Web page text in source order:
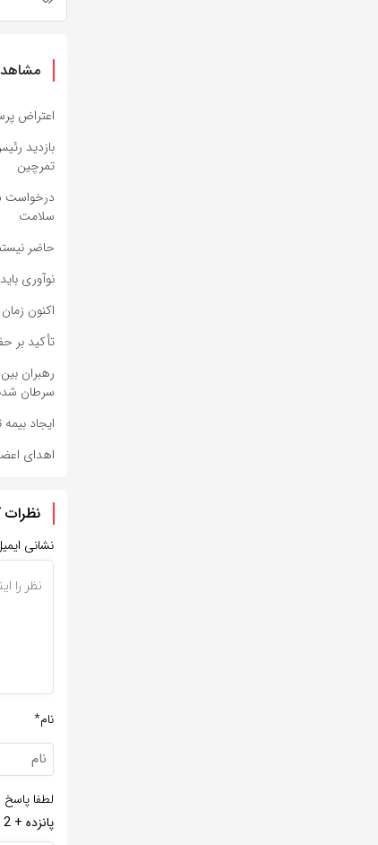
اعتراض
بازدید
تمرچین
درخواست
سلامت
حاضر
نوآوری
اکنون
تأکید بر
رهبران
سرطان
ایجاد
اهدای
نظرات
نشانی
نام*
لطفا پاسخ
پانزده + 2 =